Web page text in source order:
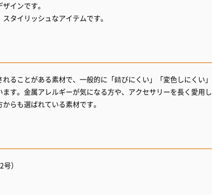
インです。
タイリッシュなアイテムです。
ることがある素材で、一般的に「錆びにくい」「変色しにくい」
す。金属アレルギーが気になる方や、アクセサリーを長く愛用し
らも選ばれている素材です。
）